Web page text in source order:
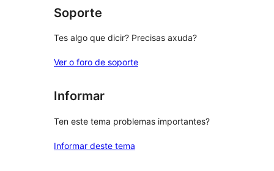
Soporte
Tes algo que dicir? Precisas axuda?
Ver o foro de soporte
Informar
Ten este tema problemas importantes?
Informar deste tema